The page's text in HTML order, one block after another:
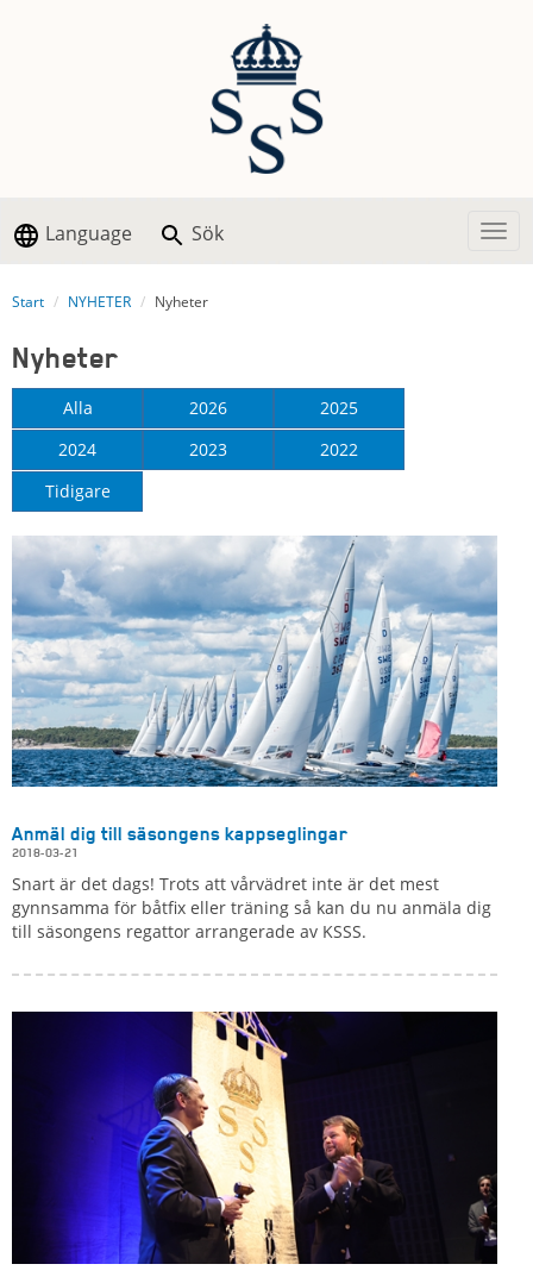
Language Sök
Start NYHETER Nyheter
Nyheter
Alla 2026
2025
2024
2023
2022
Tidigare
Anmäl dig till säsongens kappseglingar
2018-03-21
Snart är det dags! Trots att vårvädret inte är det mest
gynnsamma för båtfix eller träning så kan du nu anmäla dig
till säsongens regattor arrangerade av KSSS.